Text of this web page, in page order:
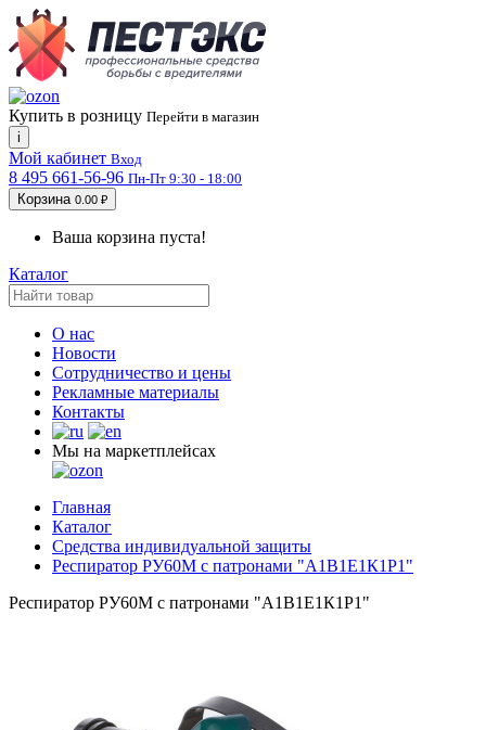
Купить в розницу Перейти в магазин
i
Мой кабинет Вход
8 495 661-56-96 Пн-Пт 9:30 - 18:00
Корзина 0.00 ₽
Ваша корзина пуста!
Каталог
О нас
Новости
Сотрудничество и цены
Рекламные материалы
Контакты
Мы на маркетплейсах
Главная
Каталог
Средства индивидуальной защиты
Респиратор РУ60М с патронами "А1В1Е1К1Р1"
Респиратор РУ60М с патронами "А1В1Е1К1Р1"